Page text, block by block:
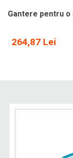
Gantere pentru o
264,87 Lei